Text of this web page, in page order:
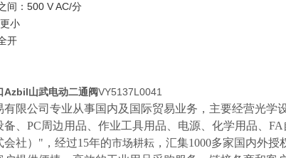
间：500 V AC/分
小
开
Azbil山武电动二通阀VY5137L0041
有限公司专业从事国内及国际贸易业务，主要经营光
备、PC周边用品、作业工具用品、电源、化学用品、
会社）"，经过15年的市场耕耘 ，汇集1000多家国内外授